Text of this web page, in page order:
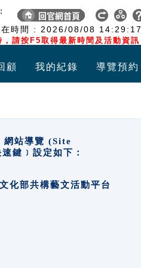
時間 : 2026/08/08 14:29:17
請按F5取得最新時間及活動資訊
顧 我的紀錄 導覽預約
網站導覽 (Site
鍵﹞設定如下：
部共構藝文活動平台